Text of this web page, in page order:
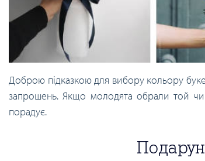
Доброю підказкою для вибору кольору
запрошень. Якщо молодята обрали той чи
порадує.